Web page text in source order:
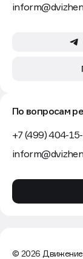
По вопросам
+7 (499) 404-
© 2026